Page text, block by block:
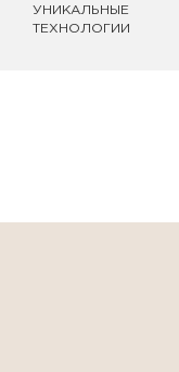
УНИКАЛЬНЫЕ
ТЕХНОЛОГИИ